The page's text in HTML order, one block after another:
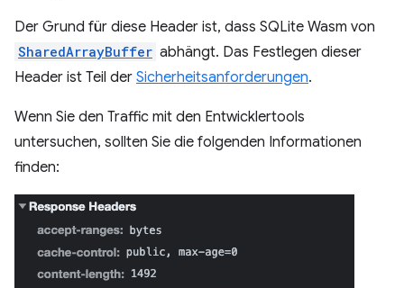
Der Grund für diese Header ist, dass SQLite Wasm von
SharedArrayBuffer abhängt. Das Festlegen dieser
Header ist Teil der Sicherheitsanforderungen.
Wenn Sie den Traffic mit den Entwicklertools
untersuchen, sollten Sie die folgenden Informationen
finden: